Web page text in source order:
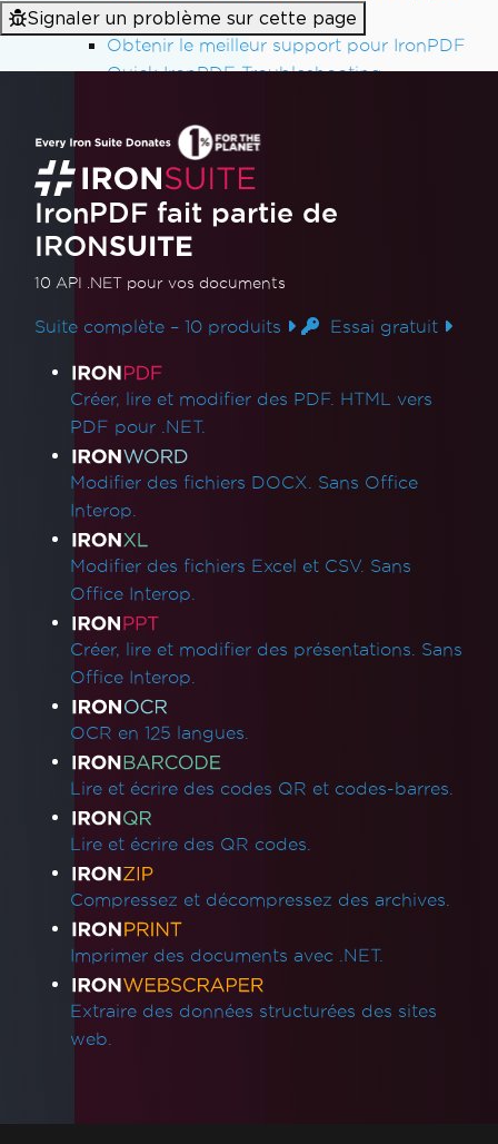
technique pour IronPDF
Obtenir le meilleur support pour IronPDF
Quick IronPDF Troubleshooting
Redistribuable Visual C++ pour Visual
AWS Lambda / Amazon Linux 2
Défaillance de segmentation sur AWS
Lambda
Débogage du projet Azure Functions sur la
machine locale
.Net6 ne supportent pas System.Drawing
Dossier des environnements d'exécution
IronPDF
Ajouter IronPDF à un programme
d'installation logiciel
Support de Red Hat Enterprise Linux
(RHEL)
Azure App Service Linux - Échec du rendu
Chrome au démarrage à froid
Correction des erreurs de connexion gRPC
dans les conteneurs Azure
Résolution des erreurs de pipeline Azure lors
du déploiement d'une fonction Azure
Services d'application Linux Azure avec
WEBSITE_RUN_FROM_PACKAGE
Dépannage du déploiement pour Azure
Linux App Service
Azure App Service (Debian 10 Buster) -
Dépendances de packages manquantes
Dépannage du déploiement pour IronPdf
sur Debian 10 (Buster)
IronPDF Azure/Linux Ubuntu 24.04
Problème de dépendance (.NET 9/.NET 10)
Résolution de la dépendance manquante
libjpeg8 sur Debian 12
Signaler un problème sur cette page
IronPDF fait partie de
IRONSUITE
10 API .NET pour vos documents
Suite complète – 10 produits Essai gratuit
Liens des produits
Créer, lire et modifier des PDF. HTML vers
PDF pour .NET.
Modifier des fichiers DOCX. Sans Office
Interop.
Modifier des fichiers Excel et CSV. Sans
Office Interop.
Créer, lire et modifier des présentations. Sans
Office Interop.
OCR en 125 langues.
Lire et écrire des codes QR et codes-barres.
Lire et écrire des QR codes.
Compressez et décompressez des archives.
Imprimer des documents avec .NET.
Extraire des données structurées des sites
web.